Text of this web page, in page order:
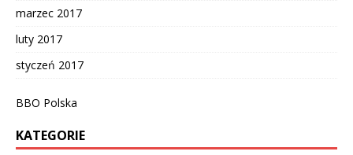
marzec 2017
luty 2017
styczeń 2017
BBO Polska
KATEGORIE